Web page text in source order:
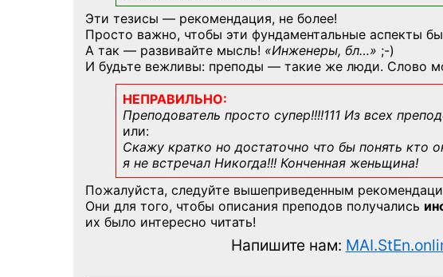
Эти тезисы — рекомендация, не более!
Просто важно, чтобы эти фундаментальные аспекты
А так — развивайте мысль! «Инженеры, бл…» ;-)
И будьте вежливы: преподы — такие же люди. Слово
НЕПРАВИЛЬНО:
Преподователь просто супер!!!!111 Из всех
или:
Скажу кратко но достаточно что бы понять кто
я не встречал Никогда!!! Конченная женьщина!
Пожалуйста, следуйте вышеприведенным
Они для того, чтобы описания преподов получались
их было интересно читать!
Напишите нам: